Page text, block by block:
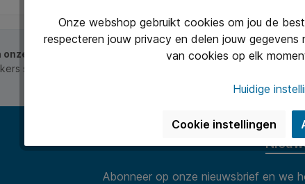
klantenservice
staan je graag op werkdagen van 8.30 tot 17.00 te woord per
Abonneer op onze nieuwsbrief en we
Onze webshop gebruikt cookies om jou de
respecteren jouw privacy en delen jouw
van cookies op elk
Huidige
Cookie instellingen